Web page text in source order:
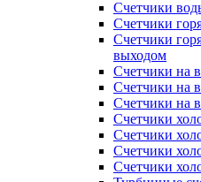
Счетчики
Счетчики
Счетчики
выходом
Счетчики на
Счетчики на
Счетчики на
Счетчики
Счетчики
Счетчики
Счетчики